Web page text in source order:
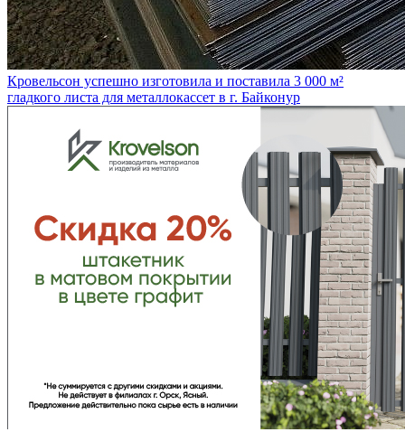
Кровельсон успешно изготовила и поставила 3 000 м²
гладкого листа для металлокассет в г. Байконур